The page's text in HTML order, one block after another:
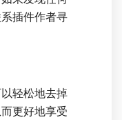
插件作者寻
轻松地去掉
更好地享受